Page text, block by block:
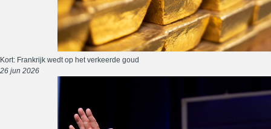
Kort: Frankrijk wedt op het verkeerde goud
26 jun 2026